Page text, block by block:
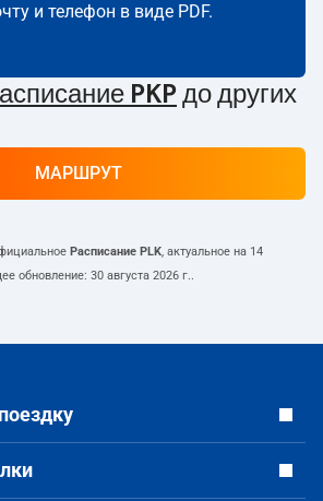
и телефон в виде PDF.
PKP до других
МАРШРУТ
Расписание PLK, актуальное на 14
обновление: 30 августа 2026 г..